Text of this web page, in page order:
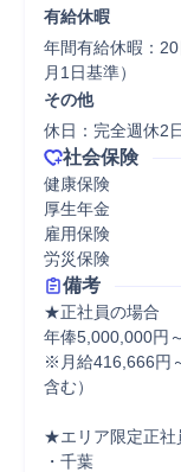
有給休暇
年間有給休暇：
その他
休日：完全週休2
社会保険
健康保険
厚生年金
雇用保険
労災保険
備考
★正社員の場合
年俸5,000,000円～
※⽉給416,666円
含む）
★エリア限定正社
・千葉